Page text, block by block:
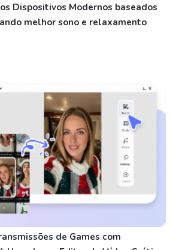
Dispositivos Modernos baseados
melhor sono e relaxamento
de Games com